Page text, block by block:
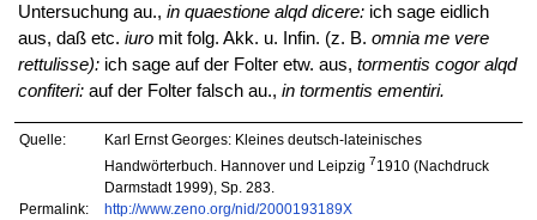
Untersuchung au., in quaestione alqd dicere:ich sage eidlich
aus, daß etc. iuromit folg. Akk. u. Infin. (z. B. omnia me vere
rettulisse):ich sage auf der Folter etw. aus, tormentis cogor alqd
confiteri:auf der Folter falsch au., in tormentis ementiri.
Quelle:
Karl Ernst Georges: Kleines deutsch-lateinisches
Handwörterbuch. Hannover und Leipzig 71910 (Nachdruck
Darmstadt 1999), Sp. 283.
Permalink:
http://www.zeno.org/nid/2000193189X